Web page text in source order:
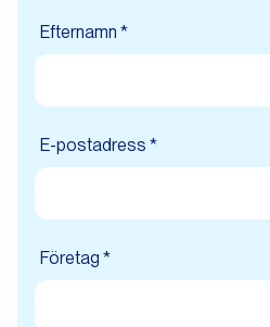
Efternamn *
E-postadress *
Företag *